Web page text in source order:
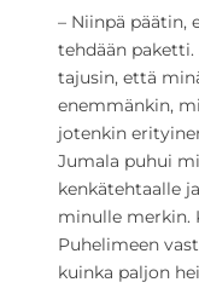
– Niinpä päätin,
tehdään paketti.
tajusin, että
enemmänkin,
jotenkin
Jumala puhui
kenkätehtaalle
minulle merkin.
Puhelimeen
kuinka paljon